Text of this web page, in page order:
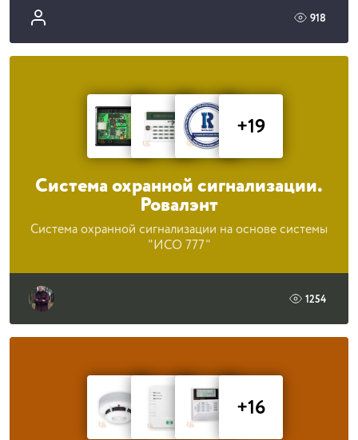
918
+19
Система охранной сигнализации.
Ровалэнт
Система охранной сигнализации на основе системы
"ИСО 777"
1254
+16